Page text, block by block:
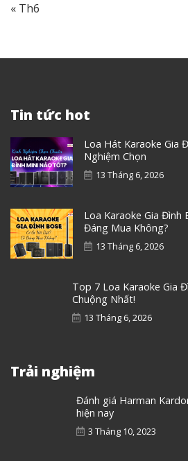
« Th6
Tin tức hot
Loa Hát Karaoke Gia
Nghiệm Chọn
13 Tháng 6, 2026
Loa Karaoke Gia Đình
Đáng Mua Không?
13 Tháng 6, 2026
Top 7 Loa Karaoke Gia
Chuộng Nhất!
13 Tháng 6, 2026
Trải nghiệm
Đánh giá Harman
hiện nay
3 Tháng 10, 2023